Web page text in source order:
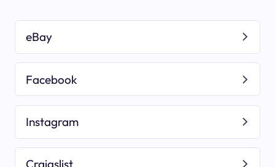
eBay
Facebook
Instagram